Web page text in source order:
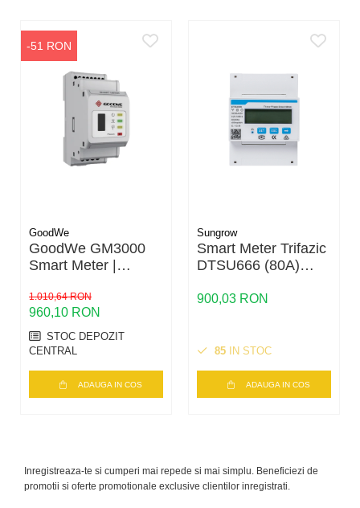
-51 RON
GoodWe
GoodWe GM3000
Smart Meter |
pentru Invertor |
Măsurare Trifazată
80A
1.010,64 RON
960,10 RON
STOC DEPOZIT
CENTRAL
ADAUGA IN COS
Sungrow
Smart Meter Trifazic
DTSU666 (80A)
900,03 RON
85 IN STOC
ADAUGA IN COS
Inregistreaza-te si cumperi mai repede si mai simplu. Beneficiezi de
promotii si oferte promotionale exclusive clientilor inregistrati.